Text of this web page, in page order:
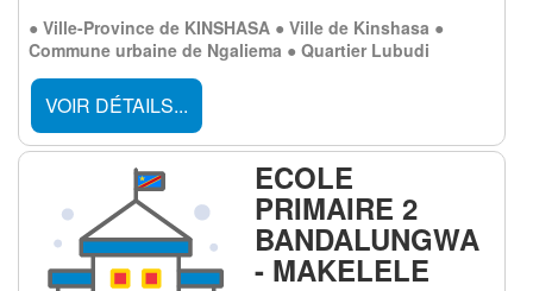
● Ville-Province de KINSHASA ● Ville de Kinshasa ●
Commune urbaine de Ngaliema ● Quartier Lubudi
VOIR DÉTAILS...
ECOLE
PRIMAIRE 2
BANDALUNGWA
- MAKELELE